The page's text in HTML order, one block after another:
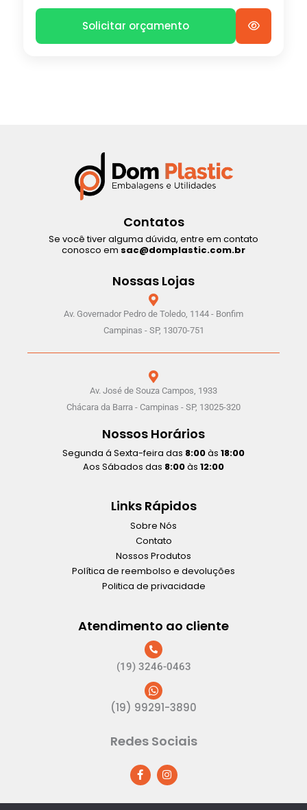
Solicitar orçamento
Contatos
Se você tiver alguma dúvida, entre em contato
conosco em sac@domplastic.com.br
Nossas Lojas
Av. Governador Pedro de Toledo, 1144 - Bonfim
Campinas - SP, 13070-751
Av. José de Souza Campos, 1933
Chácara da Barra - Campinas - SP, 13025-320
Nossos Horários
Segunda á Sexta-feira das 8:00às 18:00
Aos Sábados das 8:00às 12:00
Links Rápidos
Sobre Nós
Contato
Nossos Produtos
Política de reembolso e devoluções
Politica de privacidade
Atendimento ao cliente
(19) 3246-0463
(19) 99291-3890
Redes Sociais
F
a
c
e
I
n
s
t